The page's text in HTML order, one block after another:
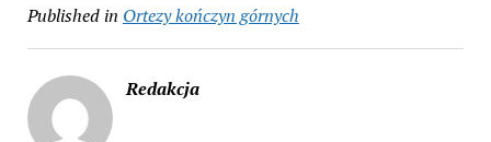
Published in Ortezy kończyn górnych
Redakcja